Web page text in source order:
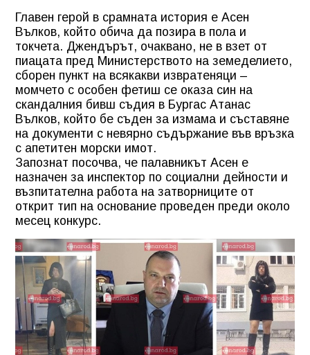
Главен герой в срамната история е Асен
Вълков, който обича да позира в пола и
токчета. Джендърът, очаквано, не в взет от
пиацата пред Министерството на земеделието,
сборен пункт на всякакви извратеняци –
момчето с особен фетиш се оказа син на
скандалния бивш съдия в Бургас Атанас
Вълков, който бе съден за измама и съставяне
на документи с невярно съдържание във връзка
с апетитен морски имот.
Запознат посочва, че палавникът Асен е
назначен за инспектор по социални дейности и
възпитателна работа на затворниците от
открит тип на основание проведен преди около
месец конкурс.